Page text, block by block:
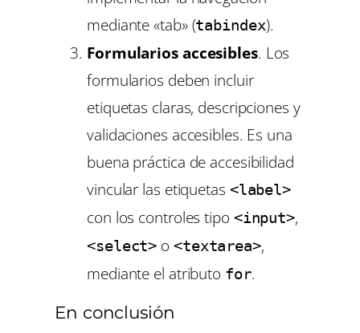
mediante «tab» (tabindex).
Formularios accesibles. Los
formularios deben incluir
etiquetas claras, descripciones y
validaciones accesibles. Es una
buena práctica de accesibilidad
vincular las etiquetas <label>
con los controles tipo <input>,
<select> o <textarea>,
mediante el atributo for.
En conclusión